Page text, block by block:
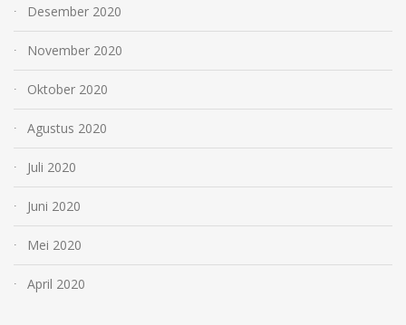
Desember 2020
November 2020
Oktober 2020
Agustus 2020
Juli 2020
Juni 2020
Mei 2020
April 2020